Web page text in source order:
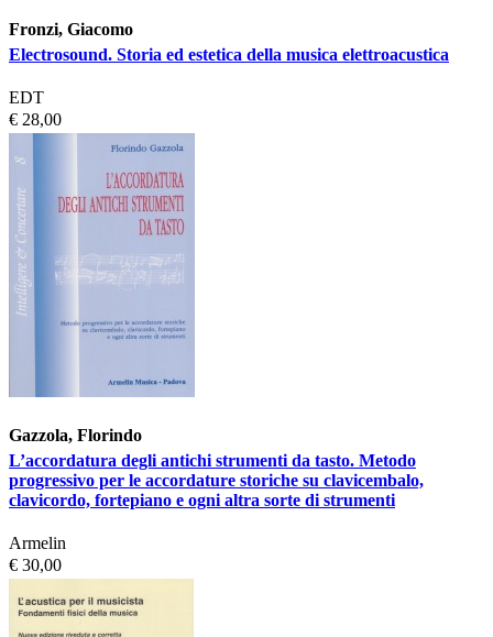
Fronzi, Giacomo
Electrosound. Storia ed estetica della musica elettroacustica
EDT
€ 28,00
Gazzola, Florindo
L’accordatura degli antichi strumenti da tasto. Metodo
progressivo per le accordature storiche su clavicembalo,
clavicordo, fortepiano e ogni altra sorte di strumenti
Armelin
€ 30,00